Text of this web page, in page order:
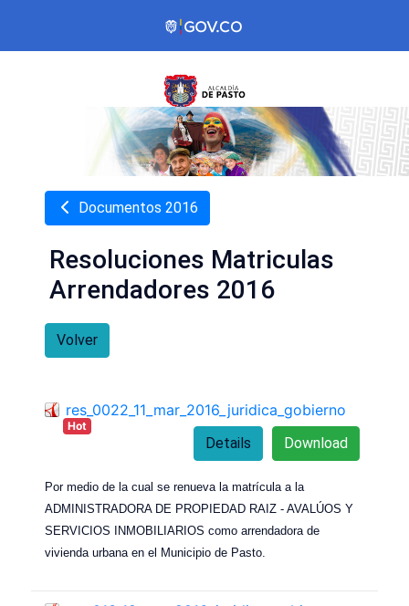
Documentos 2016
Resoluciones Matriculas
Arrendadores 2016
Volver
res_0022_11_mar_2016_juridica_gobierno
Hot
Download
Details
Por medio de la cual se renueva la matrícula a la
ADMINISTRADORA DE PROPIEDAD RAIZ - AVALÚOS Y
SERVICIOS INMOBILIARIOS como arrendadora de
vivienda urbana en el Municipio de Pasto.